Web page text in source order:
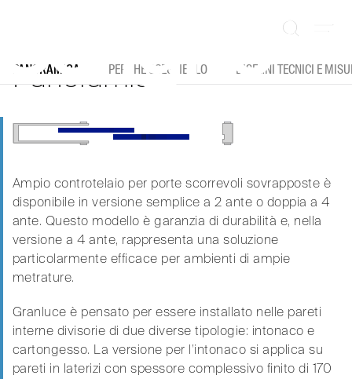
Ampio controtelaio per porte scorrevoli
PANORAMICA PERCHÉ SCEGLIERLO DISEGNI TECNICI E
Panoramica
Ampio controtelaio per porte scorrevoli sovrapposte è
disponibile in versione semplice a 2 ante o doppia a 4
ante. Questo modello è garanzia di durabilità e, nella
versione a 4 ante, rappresenta una soluzione
particolarmente efficace per ambienti di ampie
metrature.
Granluce è pensato per essere installato nelle pareti
interne divisorie di due diverse tipologie: intonaco e
cartongesso. La versione per l’intonaco si applica su
pareti in laterizi con spessore complessivo finito di 170